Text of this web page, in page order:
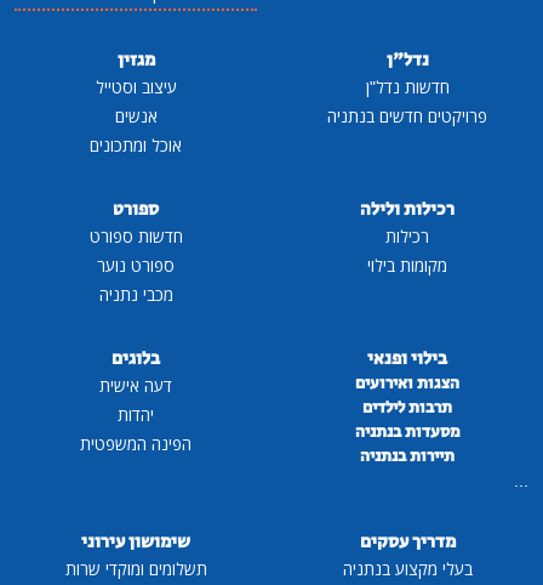
נדל"ן
חדשות נדל"ן
פרויקטים חדשים בנתניה
מגזין
עיצוב וסטייל
אנשים
אוכל ומתכונים
רכילות ולילה
רכילות
מקומות בילוי
ספורט
חדשות ספורט
ספורט נוער
מכבי נתניה
בילוי ופנאי
הצגות ואירועים
תרבות לילדים
מסעדות בנתניה
תיירות בנתניה
...
בלוגים
דעה אישית
יהדות
הפינה המשפטית
מדריך עסקים
בעלי מקצוע בנתניה
שימושון עירוני
תשלומים ומוקדי שרות